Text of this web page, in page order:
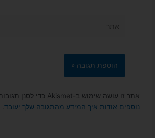
אתר זו עושה שימוש ב-Akismet כדי לסנן תגובות זבל.
נוספים אודות איך המידע מהתגובה שלך יעובד